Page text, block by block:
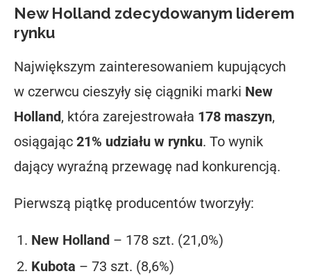
New Holland zdecydowanym liderem
rynku
Największym zainteresowaniem kupujących
w czerwcu cieszyły się ciągniki marki New
Holland, która zarejestrowała 178 maszyn,
osiągając 21% udziału w rynku. To wynik
dający wyraźną przewagę nad konkurencją.
Pierwszą piątkę producentów tworzyły:
New Holland – 178 szt. (21,0%)
Kubota – 73 szt. (8,6%)